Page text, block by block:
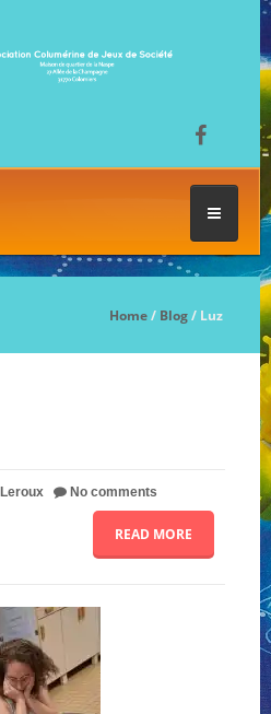
Home/ Blog/ Luz
No comments
READ MORE